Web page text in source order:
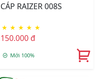
CÁP RAIZER 008S
★ ★ ★ ★ ★
150.000 đ
Mới 100%